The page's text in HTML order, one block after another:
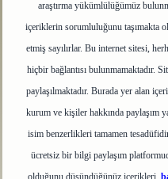
araştırma yükümlülüğümüz
içeriklerin sorumluluğunu taşımakta
etmiş sayılırlar. Bu internet sitesi,
hiçbir bağlantısı bulunmamaktadır.
paylaşılmaktadır. Burada yer alan
kurum ve kişiler hakkında paylaşım
isim benzerlikleri tamamen
ücretsiz bir bilgi paylaşım
olduğunu düşündüğünüz içerikleri,